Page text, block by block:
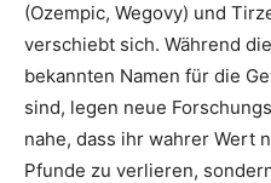
(Ozempic, Wegovy) und
verschiebt sich. Während
bekannten Namen für die
sind, legen neue
nahe, dass ihr wahrer Wert
Pfunde zu verlieren,